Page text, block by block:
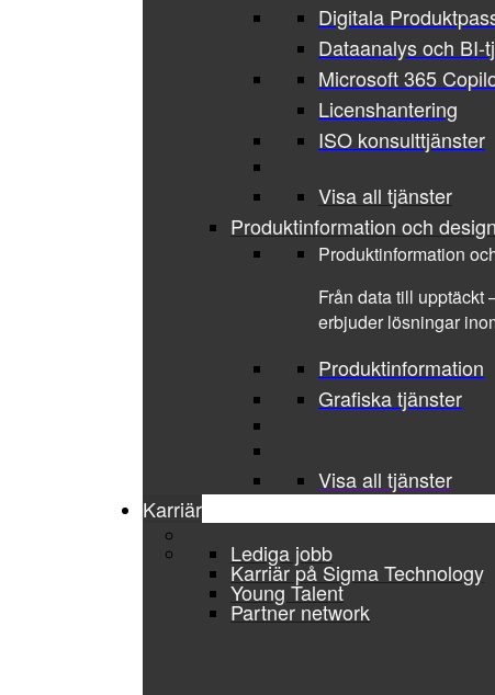
Digitala
Dataanalys och BI-
Microsoft 365
Licenshantering
ISO konsulttjänster
Visa all tjänster
Produktinformation och design
Produktinformation
Från data till upptäckt
erbjuder lösningar
Produktinformation
Grafiska tjänster
Visa all tjänster
Karriär
Lediga jobb
Karriär på Sigma Technology
Young Talent
Partner network